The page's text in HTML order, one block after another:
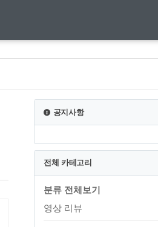
공지사항
전체 카테고리
분류 전체보기
영상 리뷰